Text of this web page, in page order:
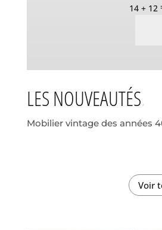
14 + 12
LES NOUVEAUTÉS
Mobilier vintage des années
Voir